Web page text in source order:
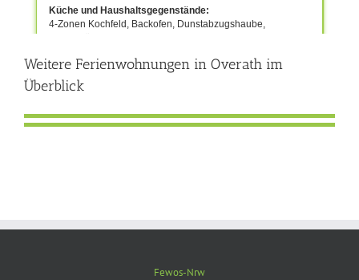
Weitere Ferienwohnungen in Overath im
Überblick
Fewos-Nrw